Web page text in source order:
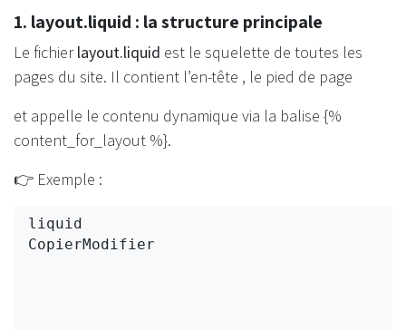
1. layout.liquid : la structure principale
Le fichierlayout.liquid est le squelette de toutes les
pages du site. Il contient l’en-tête , le pied de page
et appelle le contenu dynamique via la balise {%
content_for_layout %}.
👉 Exemple :
liquid
CopierModifier